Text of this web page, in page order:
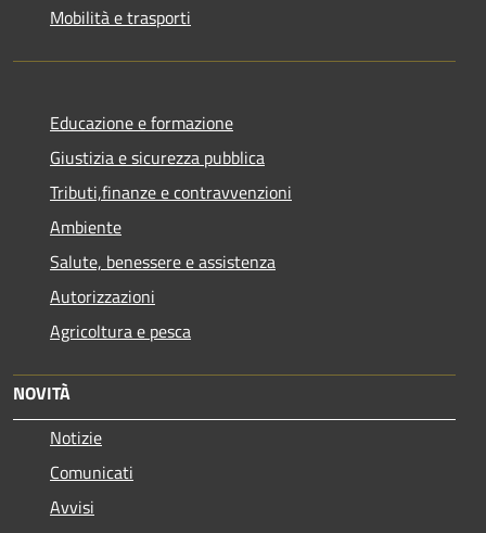
Mobilità e trasporti
Educazione e formazione
Giustizia e sicurezza pubblica
Tributi,finanze e contravvenzioni
Ambiente
Salute, benessere e assistenza
Autorizzazioni
Agricoltura e pesca
NOVITÀ
Notizie
Comunicati
Avvisi